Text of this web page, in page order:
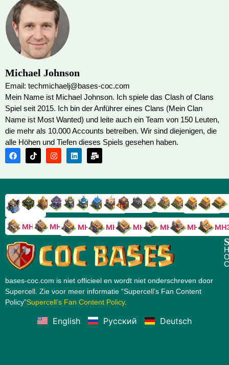
Michael Johnson
Email: techmichaelj@bases-coc.com
Mein Name ist Michael Johnson. Ich spiele das Clash of Clans
Spiel seit 2015. Ich bin der Anführer eines Clans (Mein Clan
Name ist Most Wanted) und leite auch ein Team von 150 Leuten,
die mehr als 10.000 Accounts betreiben. Wir sind diejenigen, die
alle Höhen und Tiefen dieses Spiels gesehen haben.
RH18RH17RH16RH15RH14RH13RH12RH11RH10RH9RH8RH7RH6RH5RH4
MH10 MH9 MH8 MH7 MH6 MH5 MH4
bases-coc.com is niet officieel en wordt niet onderschreven door
Supercell. Zie voor meer informatie “Supercell’s Fan Content
Policy”Supercell’s Fan Content Policy.
English Русский Deutsch